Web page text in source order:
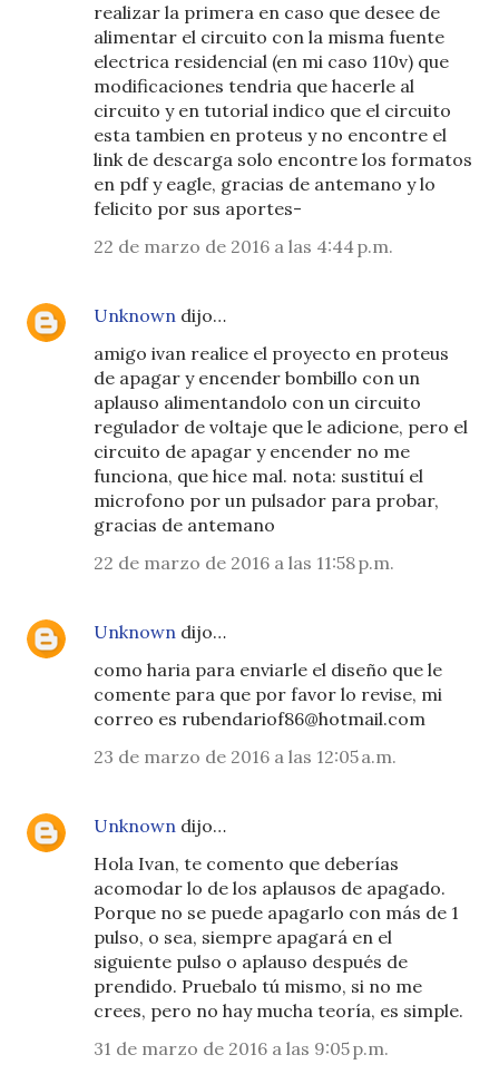
realizar la primera en caso que desee de
alimentar el circuito con la misma fuente
electrica residencial (en mi caso 110v) que
modificaciones tendria que hacerle al
circuito y en tutorial indico que el circuito
esta tambien en proteus y no encontre el
link de descarga solo encontre los formatos
en pdf y eagle, gracias de antemano y lo
felicito por sus aportes-
22 de marzo de 2016 a las 4:44 p.m.
Unknown dijo…
amigo ivan realice el proyecto en proteus
de apagar y encender bombillo con un
aplauso alimentandolo con un circuito
regulador de voltaje que le adicione, pero el
circuito de apagar y encender no me
funciona, que hice mal. nota: sustituí el
microfono por un pulsador para probar,
gracias de antemano
22 de marzo de 2016 a las 11:58 p.m.
Unknown dijo…
como haria para enviarle el diseño que le
comente para que por favor lo revise, mi
correo es rubendariof86@hotmail.com
23 de marzo de 2016 a las 12:05 a.m.
Unknown dijo…
Hola Ivan, te comento que deberías
acomodar lo de los aplausos de apagado.
Porque no se puede apagarlo con más de 1
pulso, o sea, siempre apagará en el
siguiente pulso o aplauso después de
prendido. Pruebalo tú mismo, si no me
crees, pero no hay mucha teoría, es simple.
31 de marzo de 2016 a las 9:05 p.m.